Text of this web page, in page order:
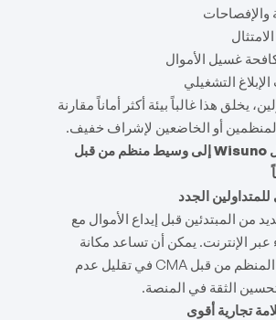
والإفصاحات
غسيل الأموال
التشغيلي
يخلق هذا غالباً بيئة أكثر أماناً مقارنة
أو الخاضعين لإشراف خفيف.
لماذا يعتبر تحول Wisuno إلى وسيط منظم من قبل
الجدد
من المبتدئين قبل إيداع الأموال مع
الإنترنت. يمكن أن تساعد مكانة
الوسيط المنظم من قبل CMA في تقليل عدم
الثقة في المنصة.
تجارية أقوى